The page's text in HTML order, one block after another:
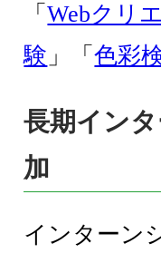
「Webクリ
験 」「色彩
長期イン
加
インターン